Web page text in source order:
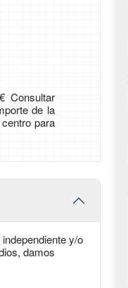
Consultar
de la
para
y/o
damos